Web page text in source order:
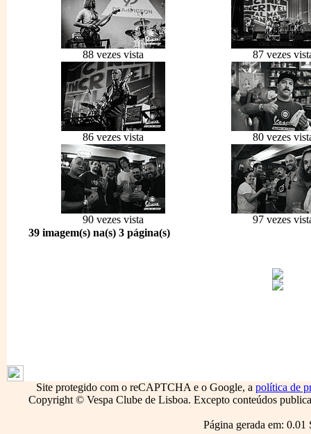
88 vezes vista 87 vezes
86 vezes vista 80 vezes
90 vezes vista
97 vezes
39 imagem(s) na(s) 3 página(s)
Site protegido com o reCAPTCHA e o Google, a política de
Copyright © Vespa Clube de Lisboa. Excepto conteúdos
Página gerada em: 0.01